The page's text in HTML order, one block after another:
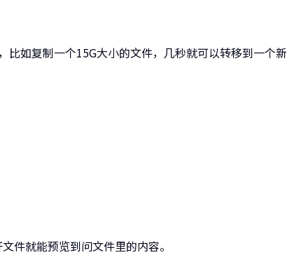
如复制一个15G大小的文件，几秒就可以转移到一个新
件就能预览到问文件里的内容。